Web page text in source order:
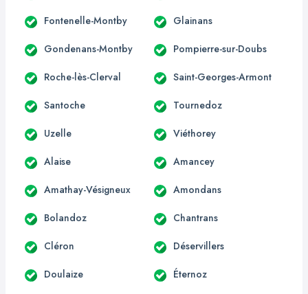
Fontenelle-Montby Glainans
Gondenans-Montby Pompierre-sur-Doubs
Roche-lès-Clerval Saint-Georges-Armont
Santoche Tournedoz
Uzelle Viéthorey
Alaise Amancey
Amathay-Vésigneux Amondans
Bolandoz Chantrans
Cléron Déservillers
Doulaize Éternoz